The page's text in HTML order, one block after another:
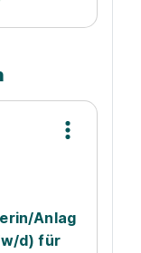
Anlag
d) für